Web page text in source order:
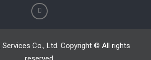
Co., Ltd. Copyright © All rights